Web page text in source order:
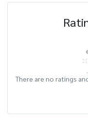
There are no ratings